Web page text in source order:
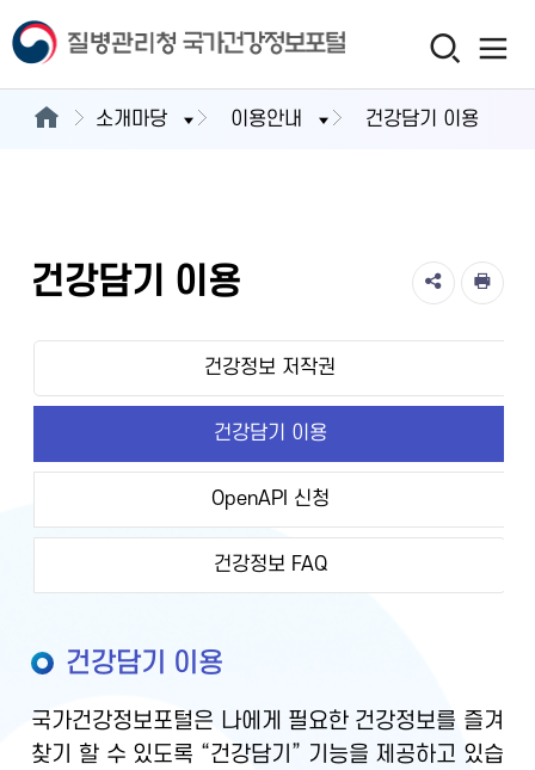
소개마당 이용안내 건강담기 이용
건강담기 이용
건강정보 저작권
건강담기 이용
OpenAPI 신청
건강정보 FAQ
건강담기 이용
국가건강정보포털은 나에게 필요한 건강정보를 즐겨
찾기 할 수 있도록 “건강담기” 기능을 제공하고 있습